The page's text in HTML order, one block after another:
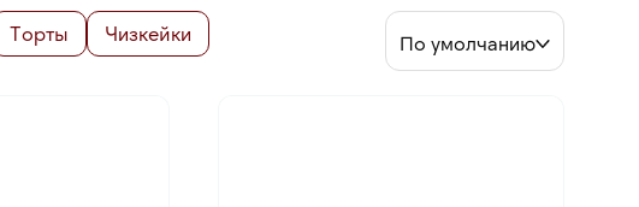
Торты Чизкейки По умолчанию